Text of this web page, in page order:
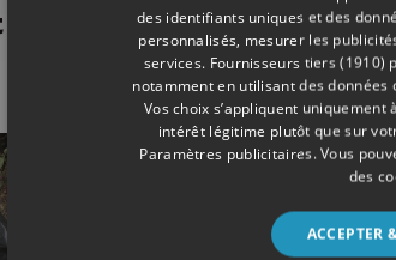
des identifiants uniques et des
personnalisés, mesurer les
services. Fournisseurs tiers (1910)
notamment en utilisant des données
Vos choix s’appliquent
intérêt légitime plutôt que sur
Paramètres publicitaires. Vous
des
ACCEPTER